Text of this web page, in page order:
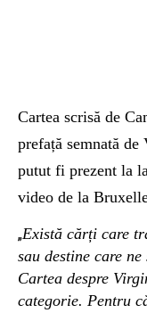
Cartea scrisă de
prefață semnată de
putut fi prezent la
video de la
„Există cărți care
sau destine care
Cartea despre
categorie. Pentru